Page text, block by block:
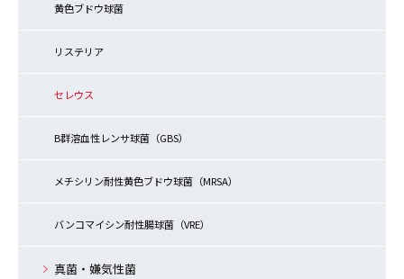
黄色ブドウ球菌
リステリア
セレウス
B群溶血性レンサ球菌（GBS）
メチシリン耐性黄色ブドウ球菌（MRSA）
バンコマイシン耐性腸球菌（VRE）
真菌・嫌気性菌